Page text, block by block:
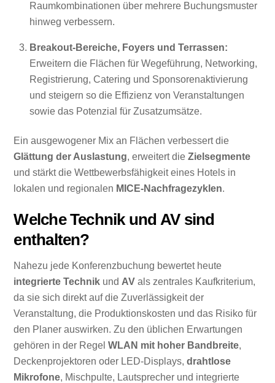
Raumkombinationen über mehrere Buchungsmuster
hinweg verbessern.
Breakout-Bereiche, Foyers und Terrassen:
Erweitern die Flächen für Wegeführung, Networking,
Registrierung, Catering und Sponsorenaktivierung
und steigern so die Effizienz von Veranstaltungen
sowie das Potenzial für Zusatzumsätze.
Ein ausgewogener Mix an Flächen verbessert die
Glättung der Auslastung, erweitert dieZielsegmente
und stärkt die Wettbewerbsfähigkeit eines Hotels in
lokalen und regionalen MICE-Nachfragezyklen.
Welche Technik und AV sind
enthalten?
Nahezu jede Konferenzbuchung bewertet heute
integrierte Technik und AV als zentrales Kaufkriterium,
da sie sich direkt auf die Zuverlässigkeit der
Veranstaltung, die Produktionskosten und das Risiko für
den Planer auswirken. Zu den üblichen Erwartungen
gehören in der RegelWLAN mit hoher Bandbreite,
Deckenprojektoren oder LED-Displays,drahtlose
Mikrofone, Mischpulte, Lautsprecher und integrierte